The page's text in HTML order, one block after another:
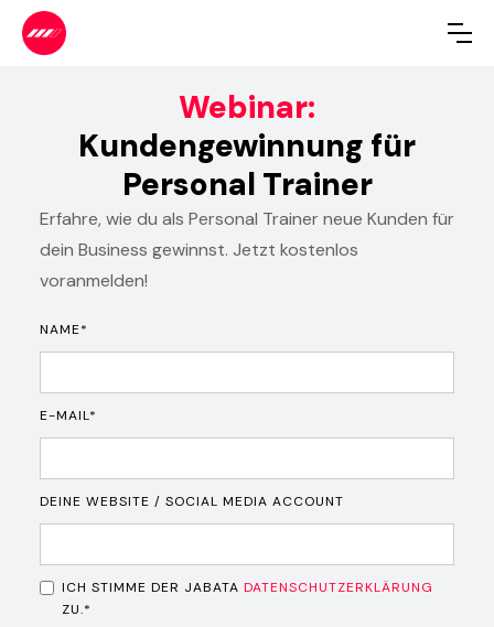
Webinar:
Kundengewinnung für
Personal Trainer
Erfahre, wie du als Personal Trainer neue Kunden für
dein Business gewinnst. Jetzt kostenlos
voranmelden!
NAME*
E-MAIL*
DEINE WEBSITE / SOCIAL MEDIA ACCOUNT
ICH STIMME DER JABATA DATENSCHUTZERKLÄRUNG
ZU.*